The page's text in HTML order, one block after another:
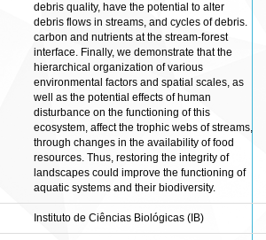
debris quality, have the potential to alter
debris flows in streams, and cycles of debris.
carbon and nutrients at the stream-forest
interface. Finally, we demonstrate that the
hierarchical organization of various
environmental factors and spatial scales, as
well as the potential effects of human
disturbance on the functioning of this
ecosystem, affect the trophic webs of streams,
through changes in the availability of food
resources. Thus, restoring the integrity of
landscapes could improve the functioning of
aquatic systems and their biodiversity.
Instituto de Ciências Biológicas (IB)